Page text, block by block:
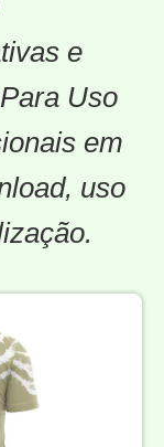
e
Uso
em
uso